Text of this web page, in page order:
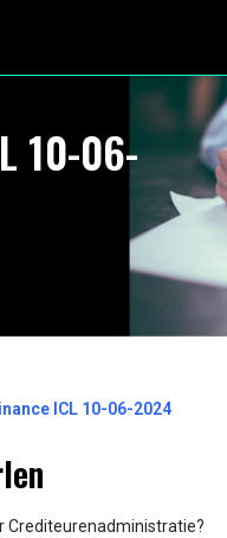
10-06-
ICL 10-06-2024
Crediteurenadministratie?